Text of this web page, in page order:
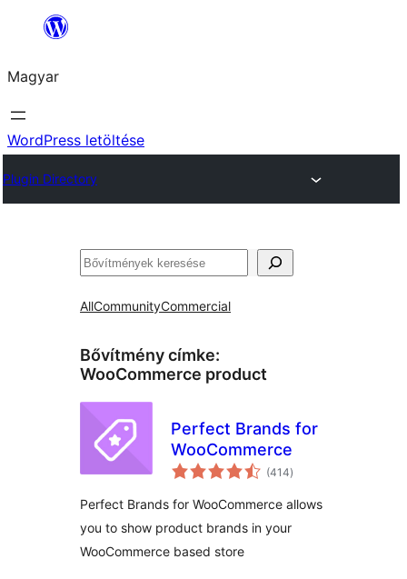
Ugrás
tartalomhoz
Magyar
WordPress letöltése
Plugin Directory
Keresés
AllCommunityCommercial
Bővítmény címke:
WooCommerce product
Perfect Brands for
WooCommerce
(414értékelés
összesen
)
Perfect Brands for WooCommerce allows
you to show product brands in your
WooCommerce based store